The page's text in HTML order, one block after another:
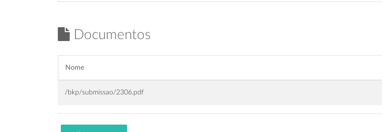
Documentos
Nome
/bkp/submissao/2306.pdf